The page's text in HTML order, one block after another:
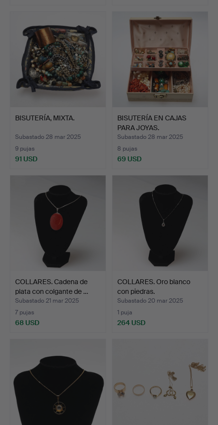
BISUTERÍA, MIXTA.
Subastado 28 mar 2025
9 pujas
91 USD
BISUTERÍA EN CAJAS
PARA JOYAS.
Subastado 28 mar 2025
8 pujas
69 USD
COLLARES. Cadena de
plata con colgante de …
Subastado 21 mar 2025
7 pujas
68 USD
COLLARES. Oro blanco
con piedras.
Subastado 20 mar 2025
1 puja
264 USD